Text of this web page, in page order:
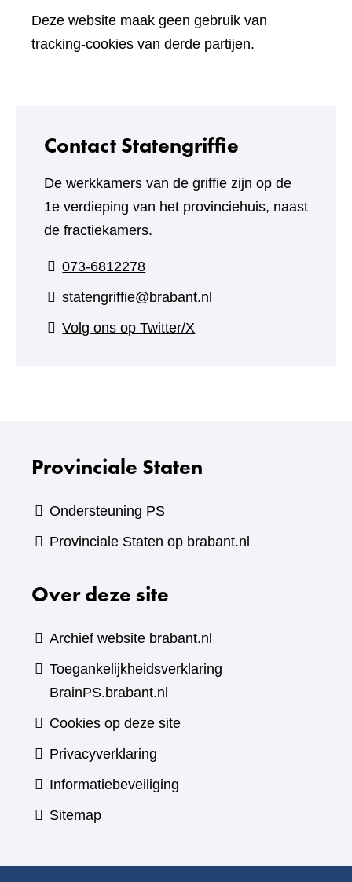
Deze website maak geen gebruik van
tracking-cookies van derde partijen.
Contact Statengriffie
De werkkamers van de griffie zijn op de
1e verdieping van het provinciehuis, naast
de fractiekamers.
073-6812278
statengriffie@brabant.nl
Volg ons op Twitter/X
Provinciale Staten
Ondersteuning PS
Provinciale Staten op brabant.nl
Over deze site
Archief website brabant.nl
Toegankelijkheidsverklaring
BrainPS.brabant.nl
Cookies op deze site
Privacyverklaring
Informatiebeveiliging
Sitemap